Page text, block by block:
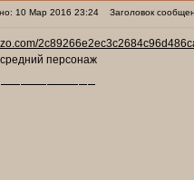
10 Мар 2016 23:24 Заголовок
персонаж